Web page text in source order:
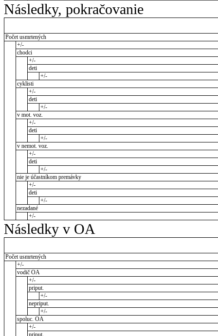
Následky, pokračovanie
Počet usmrtených
+/-
chodci
+/-
deti
+/-
cyklisti
+/-
deti
+/-
v mot. voz.
+/-
deti
+/-
v nemot. voz.
+/-
deti
+/-
nie je účastníkom premávky
+/-
deti
+/-
nezadané
+/-
Následky v OA
Počet usmrtených
+/-
vodič OA
+/-
priput.
+/-
nepriput.
+/-
spoluc. OA
+/-
priput.